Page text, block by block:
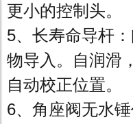
更小的控制头。
5、长寿命导杆
物导入。自润滑
自动校正位置。
6、角座阀无水